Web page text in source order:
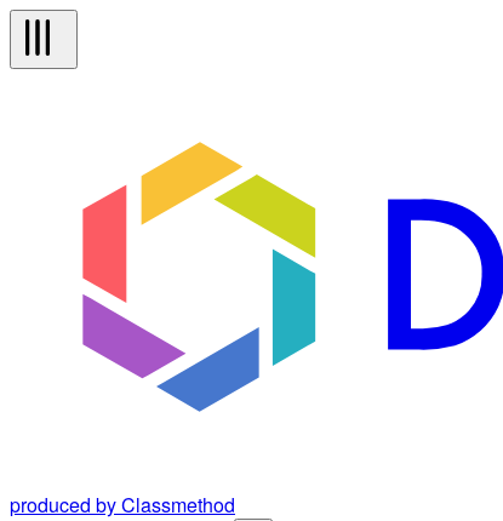
produced by Classmethod